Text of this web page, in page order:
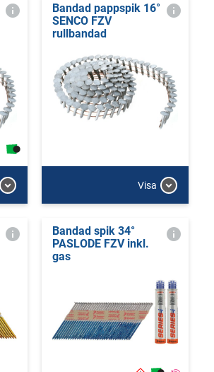
Bandad pappspik 16°
SENCO FZV
rullbandad
Visa
Bandad spik 34°
PASLODE FZV inkl.
gas